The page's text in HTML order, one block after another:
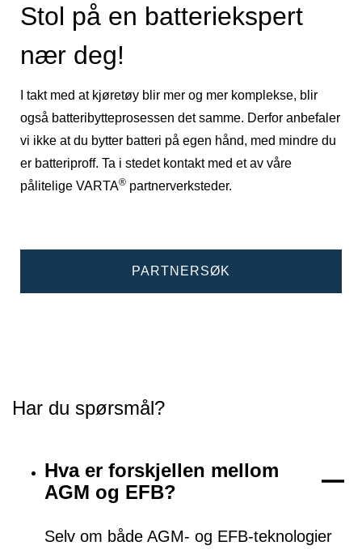
Stol på en batteriekspert
nær deg!
I takt med at kjøretøy blir mer og mer komplekse, blir
også batteribytteprosessen det samme. Derfor anbefaler
vi ikke at du bytter batteri på egen hånd, med mindre du
er batteriproff. Ta i stedet kontakt med et av våre
pålitelige VARTA® partnerverksteder.
PARTNERSØK
Har du spørsmål?
Hva er forskjellen mellom
AGM og EFB?
Selv om både AGM- og EFB-teknologier